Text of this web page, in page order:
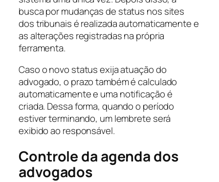
busca por mudanças de status nos sites
dos tribunais é realizada automaticamente e
as alterações registradas na própria
ferramenta.
Caso o novo status exija atuação do
advogado, o prazo também é calculado
automaticamente e uma notificação é
criada. Dessa forma, quando o período
estiver terminando, um lembrete será
exibido ao responsável.
Controle da agenda dos
advogados